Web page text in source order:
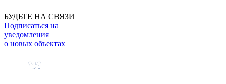
БУДЬТЕ НА СВЯЗИ
Подписаться на
уведомления
о новых объектах